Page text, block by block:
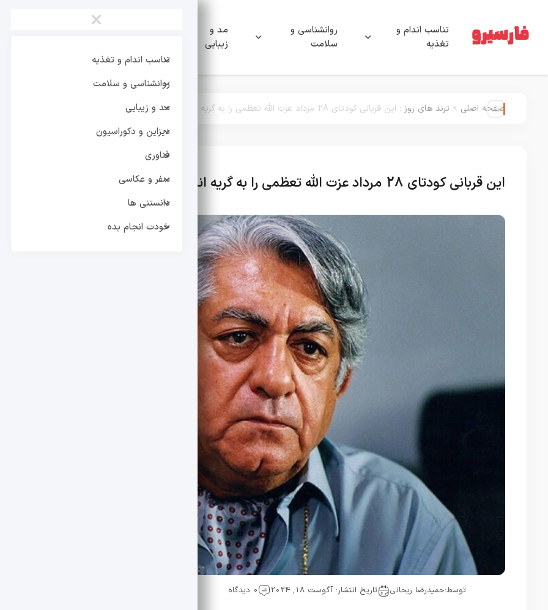
تناسب اندام و
تغذیه
روانشناسی و
سلامت
مد و
زیبایی
×
تناسب اندام و تغذیه
روانشناسی و سلامت
مد و زیبایی
دیزاین و دکوراسیون
فناوری
سفر و عکاسی
دانستنی ها
خودت انجام بده
صفحه اصلی > ترند های روز : این قربانی کودتای 28 مرداد عزت الله تعظمی را به گریه انداخت
این قربانی کودتای 28 مرداد عزت الله تعظمی را به گریه انداخت
توسط:حمیدرضا ریحانی تاریخ انتشار: آگوست 18, 2024 0 دیدگاه